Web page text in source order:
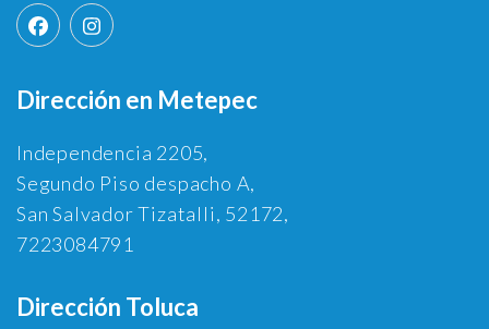
Dirección en Metepec
Independencia 2205,
Segundo Piso despacho A,
San Salvador Tizatalli, 52172,
7223084791
Dirección Toluca